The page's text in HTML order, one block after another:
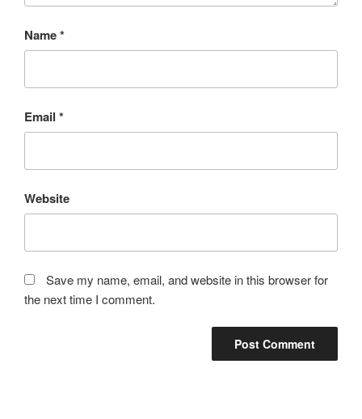
Name*
Email *
Website
Save my name, email, and website in this browser for
the next time I comment.